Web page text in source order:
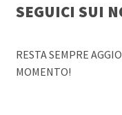
SEGUICI SUI
RESTA SEMPRE
MOMENTO!